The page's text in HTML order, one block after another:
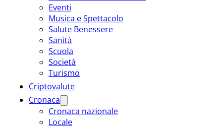
Eventi
Musica e Spettacolo
Salute Benessere
Sanità
Scuola
Società
Turismo
Criptovalute
Cronaca
Cronaca nazionale
Locale